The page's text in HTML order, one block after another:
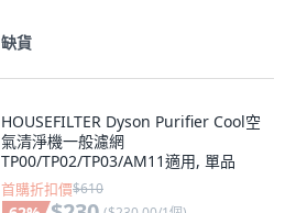
缺貨
HOUSEFILTER Dyson Purifier Cool空
氣清淨機一般濾網
TP00/TP02/TP03/AM11適用, 單品
首購折扣價$610